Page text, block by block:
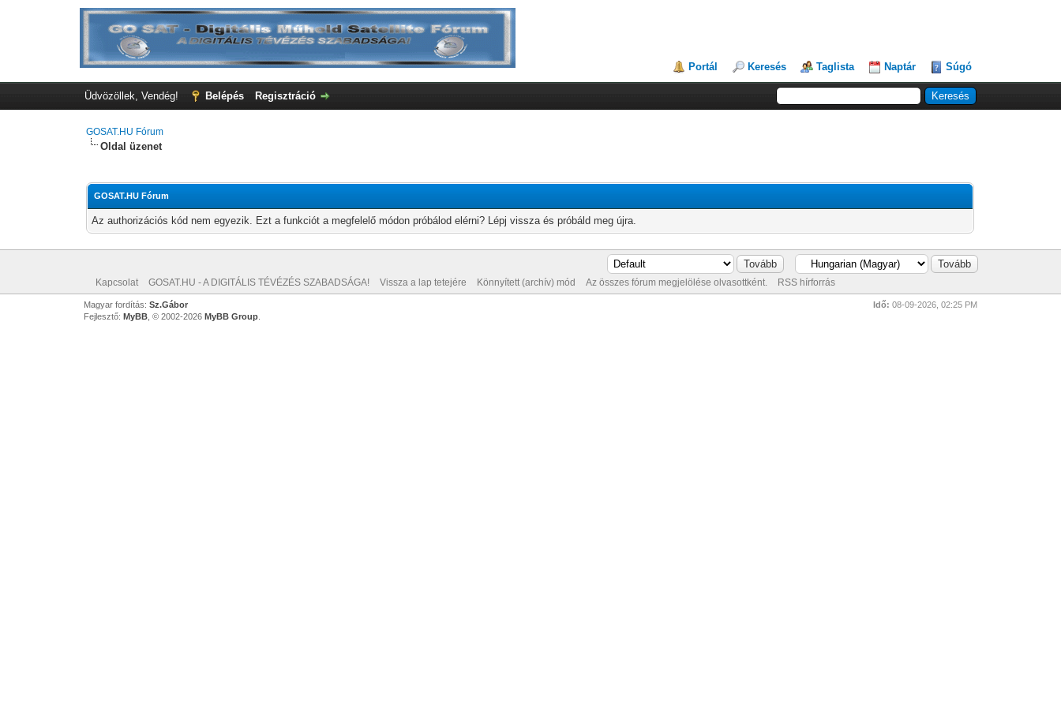
Portál Keresés Taglista Naptár Súgó
Üdvözöllek, Vendég! Belépés Regisztráció
GOSAT.HU Fórum
Oldal üzenet
GOSAT.HU Fórum
Az authorizációs kód nem egyezik. Ezt a funkciót a megfelelő módon próbálod elérni? Lépj vissza és próbáld meg újra.
Kapcsolat GOSAT.HU - A DIGITÁLIS TÉVÉZÉS SZABADSÁGA! Vissza a lap tetejére Könnyített (archív) mód Az összes fórum megjelölése olvasottként. RSS hírforrás
Idő: 08-09-2026, 02:25 PM
Magyar fordítás: Sz.Gábor
Fejlesztő: MyBB, © 2002-2026 MyBB Group.